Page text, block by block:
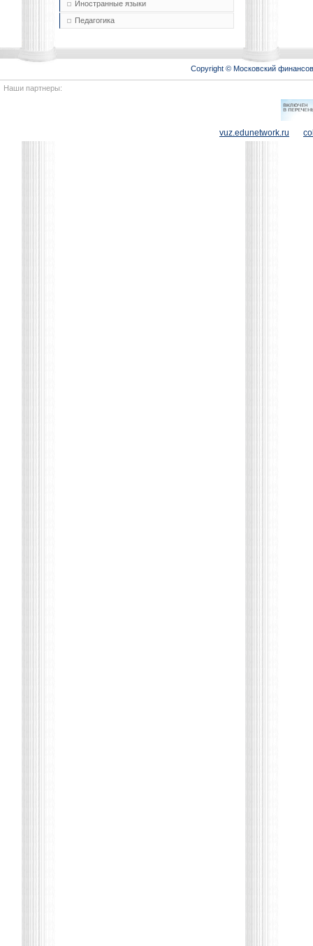
Иностранные языки
Педагогика
Copyright © Московский
Наши партнеры:
vuz.edunetwork.ru